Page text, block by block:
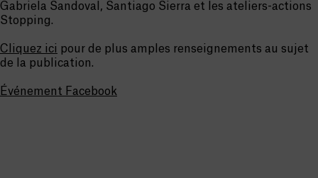
Gabriela Sandoval, Santiago Sierra et les ateliers-actions
Stopping.
Cliquez ici pour de plus amples renseignements au sujet
de la publication.
Événement Facebook